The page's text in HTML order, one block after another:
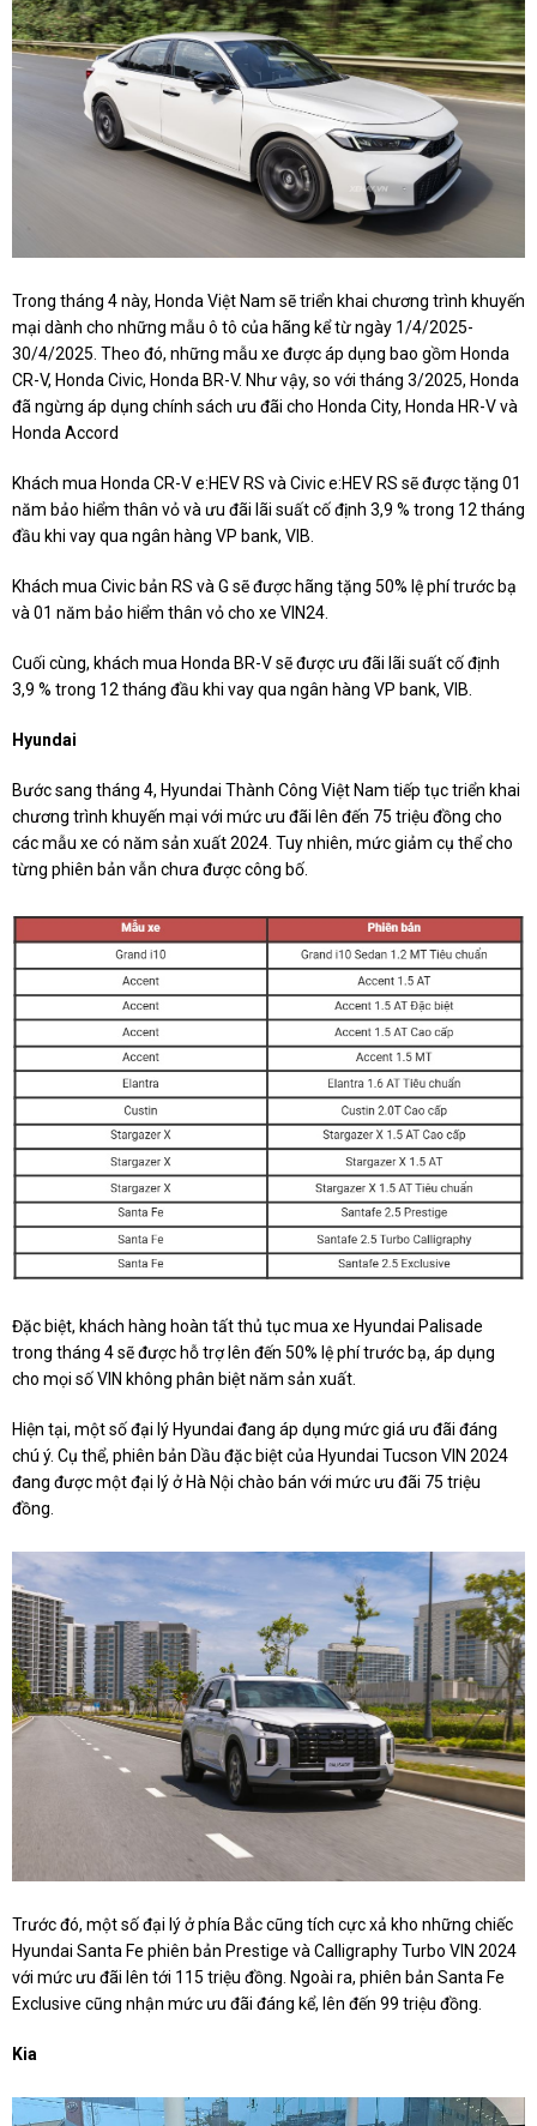
Trong tháng 4 này, Honda Việt Nam sẽ triển khai chương trình khuyến
mại dành cho những mẫu ô tô của hãng kể từ ngày 1/4/2025-
30/4/2025. Theo đó, những mẫu xe được áp dụng bao gồm Honda
CR-V, Honda Civic, Honda BR-V. Như vậy, so với tháng 3/2025, Honda
đã ngừng áp dụng chính sách ưu đãi cho Honda City, Honda HR-V và
Honda Accord
Khách mua Honda CR-V e:HEV RS và Civic e:HEV RS sẽ được tặng 01
năm bảo hiểm thân vỏ và ưu đãi lãi suất cố định 3,9 % trong 12 tháng
đầu khi vay qua ngân hàng VP bank, VIB.
Khách mua Civic bản RS và G sẽ được hãng tặng 50% lệ phí trước bạ
và 01 năm bảo hiểm thân vỏ cho xe VIN24.
Cuối cùng, khách mua Honda BR-V sẽ được ưu đãi lãi suất cố định
3,9 % trong 12 tháng đầu khi vay qua ngân hàng VP bank, VIB.
Hyundai
Bước sang tháng 4, Hyundai Thành Công Việt Nam tiếp tục triển khai
chương trình khuyến mại với mức ưu đãi lên đến 75 triệu đồng cho
các mẫu xe có năm sản xuất 2024. Tuy nhiên, mức giảm cụ thể cho
từng phiên bản vẫn chưa được công bố.
Đặc biệt, khách hàng hoàn tất thủ tục mua xe Hyundai Palisade
trong tháng 4 sẽ được hỗ trợ lên đến 50% lệ phí trước bạ, áp dụng
cho mọi số VIN không phân biệt năm sản xuất.
Hiện tại, một số đại lý Hyundai đang áp dụng mức giá ưu đãi đáng
chú ý. Cụ thể, phiên bản Dầu đặc biệt của Hyundai Tucson VIN 2024
đang được một đại lý ở Hà Nội chào bán với mức ưu đãi 75 triệu
đồng.
Trước đó, một số đại lý ở phía Bắc cũng tích cực xả kho những chiếc
Hyundai Santa Fe phiên bản Prestige và Calligraphy Turbo VIN 2024
với mức ưu đãi lên tới 115 triệu đồng. Ngoài ra, phiên bản Santa Fe
Exclusive cũng nhận mức ưu đãi đáng kể, lên đến 99 triệu đồng.
Kia